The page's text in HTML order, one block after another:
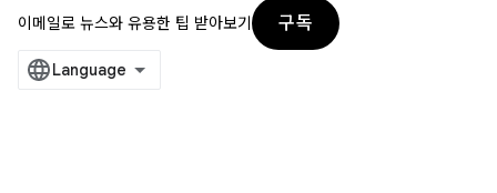
이메일로 뉴스와 유용한 팁 받아보기
구독